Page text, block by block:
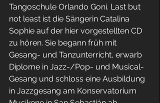
Tangoschule Orlando Goni. Last but
not least ist die Sängerin Catalina
Sophie auf der hier vorgestellten CD
zu hören. Sie begann früh mit
Gesang- und Tanzunterricht, erwarb
Diplome in Jazz-/Pop- und Musical-
Gesang und schloss eine Ausbildung
in Jazzgesang am Konservatorium